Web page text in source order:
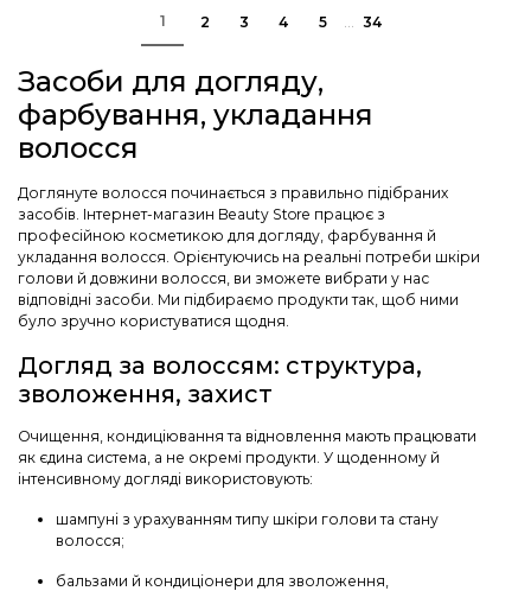
1 2 3 4 5 34
Засоби для догляду,
фарбування, укладання
волосся
Доглянуте волосся починається з правильно підібраних
засобів. Інтернет-магазин Beauty Store працює з
професійною косметикою для догляду, фарбування й
укладання волосся. Орієнтуючись на реальні потреби шкіри
голови й довжини волосся, ви зможете вибрати у нас
відповідні засоби. Ми підбираємо продукти так, щоб ними
було зручно користуватися щодня.
Догляд за волоссям: структура,
зволоження, захист
Очищення, кондиціювання та відновлення мають працювати
як єдина система, а не окремі продукти. У щоденному й
інтенсивному догляді використовують:
шампуні з урахуванням типу шкіри голови та стану
волосся;
бальзами й кондиціонери для зволоження,